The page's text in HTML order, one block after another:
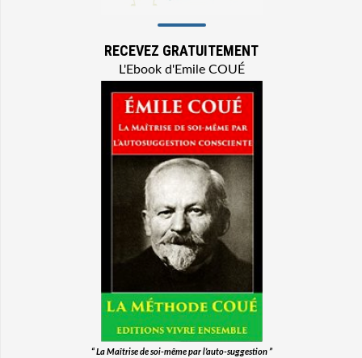
RECEVEZ GRATUITEMENT
L'Ebook d'Emile COUÉ
“ La Maîtrise de soi-même par l’auto-suggestion ”